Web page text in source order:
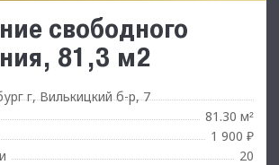
свободного
81,3 м2
г, Вилькицкий б-р, 7
81.30 м²
1 900 ₽
20